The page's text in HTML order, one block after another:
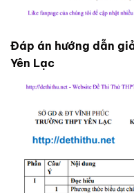
Đáp án hướng dẫn
Yên Lạc